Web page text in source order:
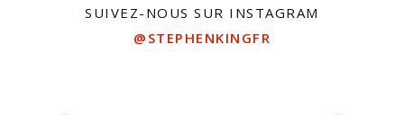
SUIVEZ-NOUS SUR INSTAGRAM
@STEPHENKINGFR